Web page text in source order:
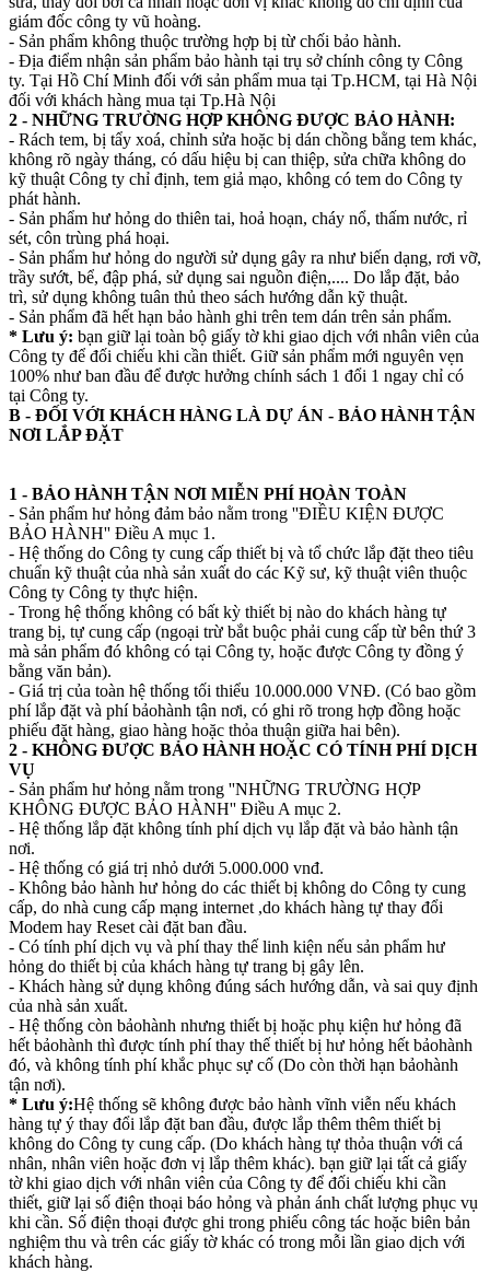
giám đốc công ty vũ hoàng.
- Sản phẩm không thuộc trường hợp bị từ chối bảo hành.
- Địa điểm nhận sản phẩm bảo hành tại trụ sở chính công ty Công
ty. Tại Hồ Chí Minh đối với sản phẩm mua tại Tp.HCM, tại Hà Nội
đối với khách hàng mua tại Tp.Hà Nội
2 - NHỮNG TRƯỜNG HỢP KHÔNG ĐƯỢC BẢO HÀNH:
- Rách tem, bị tẩy xoá, chỉnh sửa hoặc bị dán chồng bằng tem khác,
không rõ ngày tháng, có dấu hiệu bị can thiệp, sửa chữa không do
kỹ thuật Công ty chỉ định, tem giả mạo, không có tem do Công ty
phát hành.
- Sản phẩm hư hỏng do thiên tai, hoả hoạn, cháy nổ, thấm nước, rỉ
sét, côn trùng phá hoại.
- Sản phẩm hư hỏng do người sử dụng gây ra như biến dạng, rơi vỡ,
trầy sướt, bể, đập phá, sử dụng sai nguồn điện,.... Do lắp đặt, bảo
trì, sử dụng không tuân thủ theo sách hướng dẫn kỹ thuật.
- Sản phẩm đã hết hạn bảo hành ghi trên tem dán trên sản phẩm.
* Lưu ý: bạn giữ lại toàn bộ giấy tờ khi giao dịch với nhân viên của
Công ty để đối chiếu khi cần thiết. Giữ sản phẩm mới nguyên vẹn
100% như ban đầu để được hưởng chính sách 1 đổi 1 ngay chỉ có
tại Công ty.
B - ĐỐI VỚI KHÁCH HÀNG LÀ DỰ ÁN - BẢO HÀNH TẬN
NƠI LẮP ĐẶT
1 - BẢO HÀNH TẬN NƠI MIỄN PHÍ HOÀN TOÀN
- Sản phẩm hư hỏng đảm bảo nằm trong ''ĐIỀU KIỆN ĐƯỢC
BẢO HÀNH'' Điều A mục 1.
- Hệ thống do Công ty cung cấp thiết bị và tổ chức lắp đặt theo tiêu
chuẩn kỹ thuật của nhà sản xuất do các Kỹ sư, kỹ thuật viên thuộc
Công ty Công ty thực hiện.
- Trong hệ thống không có bất kỳ thiết bị nào do khách hàng tự
trang bị, tự cung cấp (ngoại trừ bắt buộc phải cung cấp từ bên thứ 3
mà sản phẩm đó không có tại Công ty, hoặc được Công ty đồng ý
bằng văn bản).
- Giá trị của toàn hệ thống tối thiểu 10.000.000 VNĐ. (Có bao gồm
phí lắp đặt và phí bảohành tận nơi, có ghi rõ trong hợp đồng hoặc
phiếu đặt hàng, giao hàng hoặc thỏa thuận giữa hai bên).
2 - KHÔNG ĐƯỢC BẢO HÀNH HOẶC CÓ TÍNH PHÍ DỊCH
VỤ
- Sản phẩm hư hỏng nằm trong ''NHỮNG TRƯỜNG HỢP
KHÔNG ĐƯỢC BẢO HÀNH'' Điều A mục 2.
- Hệ thống lắp đặt không tính phí dịch vụ lắp đặt và bảo hành tận
nơi.
- Hệ thống có giá trị nhỏ dưới 5.000.000 vnđ.
- Không bảo hành hư hỏng do các thiết bị không do Công ty cung
cấp, do nhà cung cấp mạng internet ,do khách hàng tự thay đổi
Modem hay Reset cài đặt ban đầu.
- Có tính phí dịch vụ và phí thay thế linh kiện nếu sản phẩm hư
hỏng do thiết bị của khách hàng tự trang bị gây lên.
- Khách hàng sử dụng không đúng sách hướng dẫn, và sai quy định
của nhà sản xuất.
- Hệ thống còn bảohành nhưng thiết bị hoặc phụ kiện hư hỏng đã
hết bảohành thì được tính phí thay thế thiết bị hư hỏng hết bảohành
đó, và không tính phí khắc phục sự cố (Do còn thời hạn bảohành
tận nơi).
* Lưu ý:Hệ thống sẽ không được bảo hành vĩnh viễn nếu khách
hàng tự ý thay đổi lắp đặt ban đầu, được lắp thêm thêm thiết bị
không do Công ty cung cấp. (Do khách hàng tự thỏa thuận với cá
nhân, nhân viên hoặc đơn vị lắp thêm khác). bạn giữ lại tất cả giấy
tờ khi giao dịch với nhân viên của Công ty để đối chiếu khi cần
thiết, giữ lại số điện thoại báo hỏng và phản ánh chất lượng phục vụ
khi cần. Số điện thoại được ghi trong phiếu công tác hoặc biên bản
nghiệm thu và trên các giấy tờ khác có trong mỗi lần giao dịch với
khách hàng.